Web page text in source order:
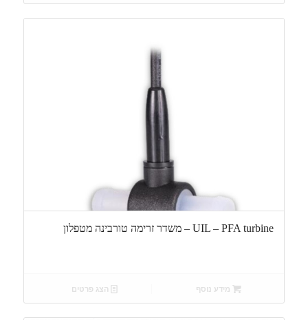
UIL – PFA turbine – משדר זרימה טורבינה מטפלון
מידע נוסף הצג פרטים